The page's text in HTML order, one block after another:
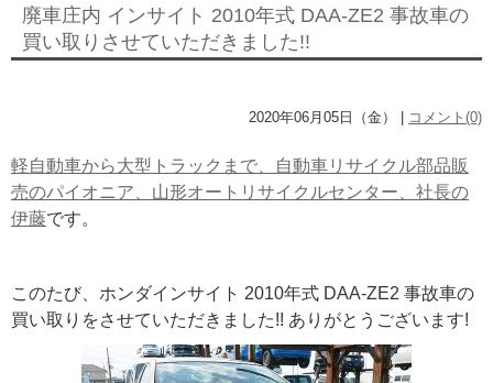
廃車庄内 インサイト 2010年式 DAA-ZE2 事故車の
買い取りさせていただきました!!
2020年06月05日（金） | コメント(0)
軽自動車から大型トラックまで、自動車リサイクル部品販
売のパイオニア、山形オートリサイクルセンター、社長の
伊藤です。
このたび、ホンダインサイト 2010年式 DAA-ZE2 事故車の
買い取りをさせていただきました!! ありがとうございます!